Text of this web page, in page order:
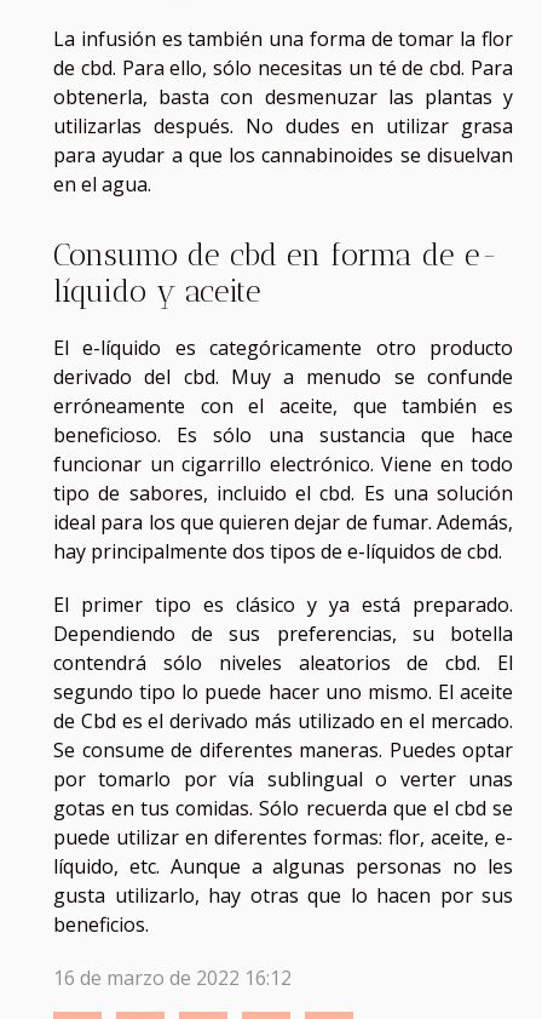
La infusión es también una forma de tomar la flor
de cbd. Para ello, sólo necesitas un té de cbd. Para
obtenerla, basta con desmenuzar las plantas y
utilizarlas después. No dudes en utilizar grasa
para ayudar a que los cannabinoides se disuelvan
en el agua.
Consumo de cbd en forma de e-
líquido y aceite
El e-líquido es categóricamente otro producto
derivado del cbd. Muy a menudo se confunde
erróneamente con el aceite, que también es
beneficioso. Es sólo una sustancia que hace
funcionar un cigarrillo electrónico. Viene en todo
tipo de sabores, incluido el cbd. Es una solución
ideal para los que quieren dejar de fumar. Además,
hay principalmente dos tipos de e-líquidos de cbd.
El primer tipo es clásico y ya está preparado.
Dependiendo de sus preferencias, su botella
contendrá sólo niveles aleatorios de cbd. El
segundo tipo lo puede hacer uno mismo. El aceite
de Cbd es el derivado más utilizado en el mercado.
Se consume de diferentes maneras. Puedes optar
por tomarlo por vía sublingual o verter unas
gotas en tus comidas. Sólo recuerda que el cbd se
puede utilizar en diferentes formas: flor, aceite, e-
líquido, etc. Aunque a algunas personas no les
gusta utilizarlo, hay otras que lo hacen por sus
beneficios.
16 de marzo de 2022 16:12